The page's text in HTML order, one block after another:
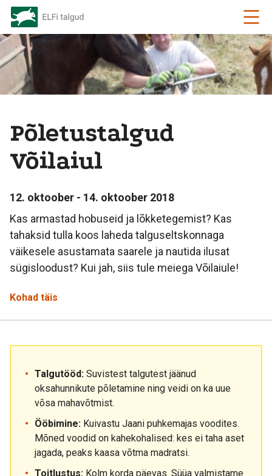
Põletustalgud
Võilaiul
12. oktoober - 14. oktoober 2018
Kas armastad hobuseid ja lõkketegemist? Kas
tahaksid tulla koos laheda talguseltskonnaga
väikesele asustamata saarele ja nautida ilusat
sügisloodust? Kui jah, siis tule meiega Võilaiule!
Kohad täis
Talgutööd: Suvistest talgutest jäänud
oksahunnikute põletamine ning veidi on ka uue
võsa mahavõtmist.
Ööbimine: Kuivastu Jaani puhkemajas voodites.
Mõned voodid on kahekohalised: kes ei taha aset
jagada, peaks kaasa võtma madratsi.
Toitlustus: Kolm korda päevas. Süüa valmistame